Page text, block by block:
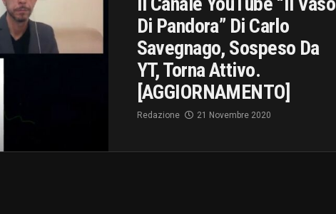
Di Pandora” Di Carlo
Savegnago, Sospeso Da
YT, Torna Attivo.
[AGGIORNAMENTO]
Redazione 21 Novembre 2020